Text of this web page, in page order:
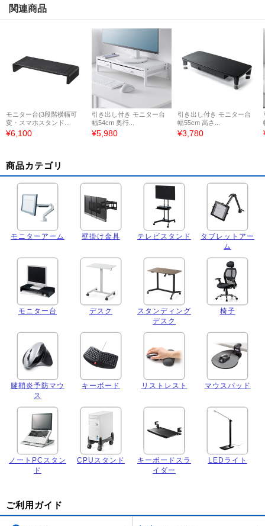
関連商品
モニター台(3段階横幅可
変・スマホスタンド...
¥6,100
引き出し付き モニター台
幅54cm 奥行...
¥5,980
引き出し付き モニター台
幅55cm 高さ...
¥3,780
商品カテゴリ
モニターアーム 壁掛け金具 テレビスタンド
タブレットアー
ム
モニター台 デスク
スタンディング
デスク
椅子
腱鞘炎予防マウ
ス
キーボード リストレスト マウスパッド
ノートPCスタン
ド
CPUスタンド
キーボードスラ
イダー
LEDライト
ご利用ガイド